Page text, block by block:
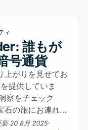
ィ
誰もが
号通貨
上がりを見せてお
提供していま
察をチェック
石の旅にお連れし
新 20 8月 2025